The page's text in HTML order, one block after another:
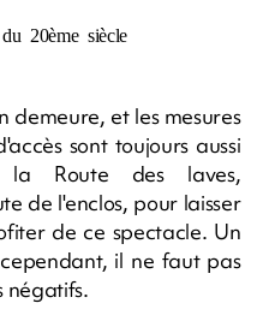
20ème siècle
demeure, et les mesures
sont toujours aussi
Route des laves,
de l'enclos, pour laisser
de ce spectacle. Un
il ne faut pas
négatifs.